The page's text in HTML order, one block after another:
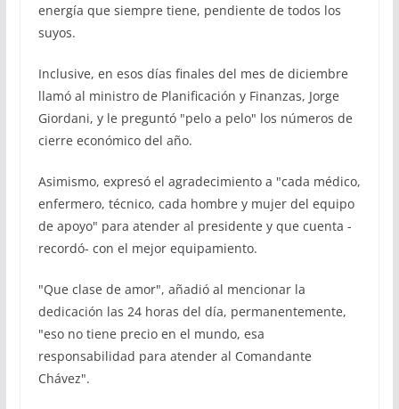
energía que siempre tiene, pendiente de todos los
suyos.
Inclusive, en esos días finales del mes de diciembre
llamó al ministro de Planificación y Finanzas, Jorge
Giordani, y le preguntó "pelo a pelo" los números de
cierre económico del año.
Asimismo, expresó el agradecimiento a "cada médico,
enfermero, técnico, cada hombre y mujer del equipo
de apoyo" para atender al presidente y que cuenta -
recordó- con el mejor equipamiento.
"Que clase de amor", añadió al mencionar la
dedicación las 24 horas del día, permanentemente,
"eso no tiene precio en el mundo, esa
responsabilidad para atender al Comandante
Chávez".